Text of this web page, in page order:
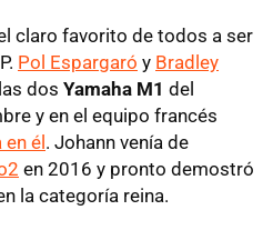
claro favorito de todos a ser
Pol Espargaró y Bradley
dos Yamaha M1 del
y en el equipo francés
él. Johann venía de
en 2016 y pronto demostró
la categoría reina.